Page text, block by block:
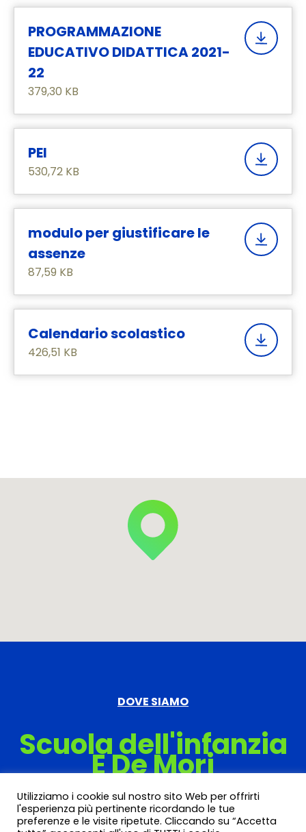
PROGRAMMAZIONE
EDUCATIVO DIDATTICA 2021-
22
379,30 KB
PEI
530,72 KB
modulo per giustificare le
assenze
87,59 KB
Calendario scolastico
426,51 KB
DOVE SIAMO
Scuola dell'infanzia
E De Mori
Viale Cavour 61, Vittorio Veneto
Utilizziamo i cookie sul nostro sito Web per offrirti
l'esperienza più pertinente ricordando le tue
preferenze e le visite ripetute. Cliccando su “Accetta